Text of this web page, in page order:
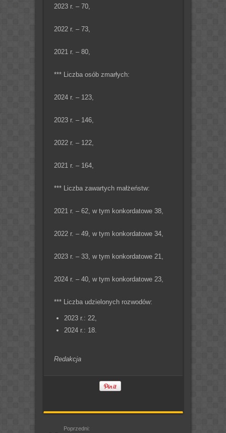
2023 r. – 70,
2022 r. – 73,
2021 r. – 80,
*** Liczba osób zmarłych:
2024 r. – 123,
2023 r. – 146,
2022 r. – 122,
2021 r. – 164,
*** Liczba zawartych małżeństw:
2021 r. – 62, w tym konkordatowe 38,
2022 r. – 49, w tym konkordatowe 34,
2023 r. – 33, w tym konkordatowe 21,
2024 r. – 40, w tym konkordatowe 23,
*** Liczba udzielonych rozwodów:
2023 r.: 22,
2024 r.: 18.
Redakcja
Poprzedni: